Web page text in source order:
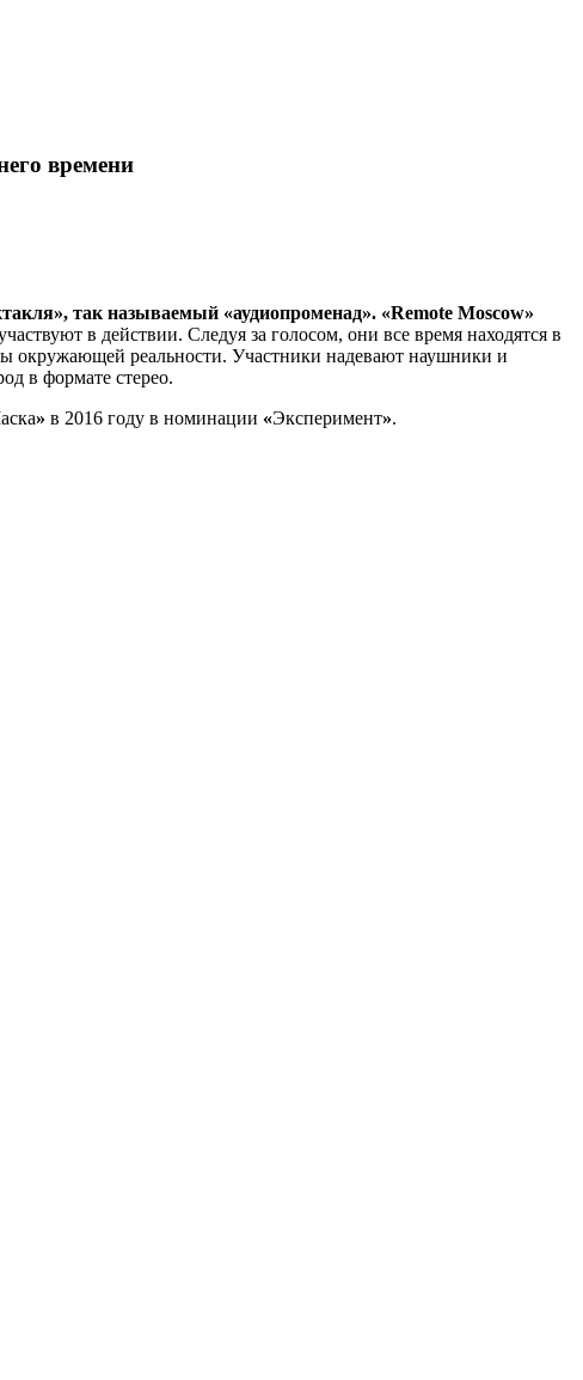
времени
так называемый «аудиопроменад». «Remote Moscow»
в действии. Следуя за голосом, они все время находятся в
окружающей реальности. Участники надевают наушники и
в формате стерео.
» в 2016 году в номинации «Эксперимент».